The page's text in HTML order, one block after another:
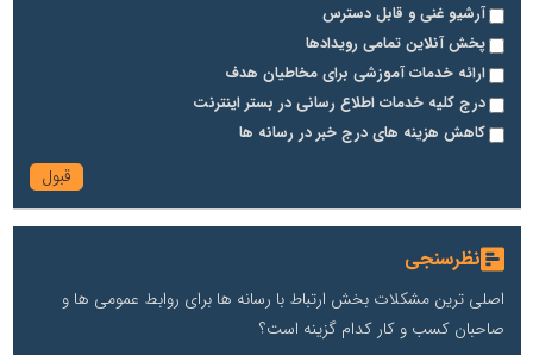
آرشیو غنی و قابل دسترس
پخش آنلاین تمامی رویدادها
ارائه خدمات آموزشی برای مخاطیان هدف
درج کلیه خدمات اطلاع رسانی در بستر اینترنت
کاهش هزینه های درج خبر در رسانه ها
نظرسنجی
اصلی ترین مشکلات بخش ارتباط با رسانه ها برای روابط عمومی ها و
صاحبان کسب و کار کدام گزینه است؟